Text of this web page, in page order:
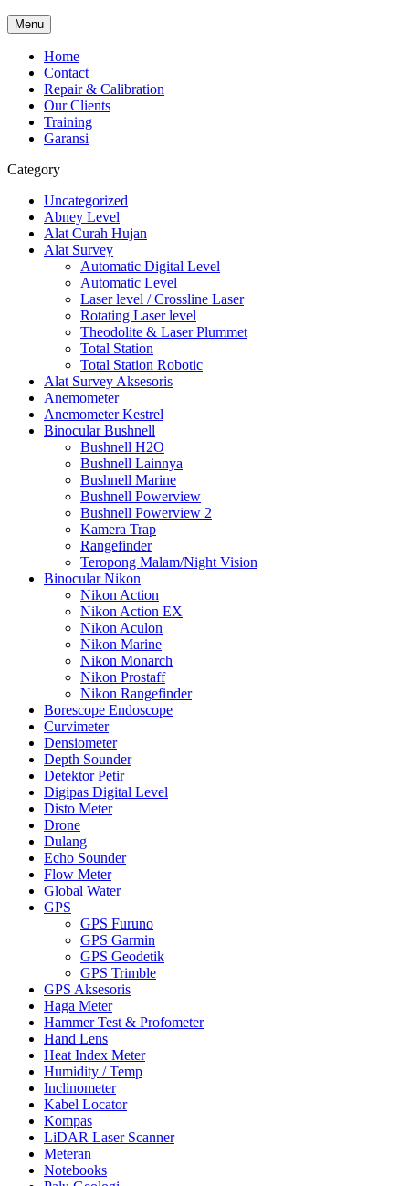
Menu
Home
Contact
Repair & Calibration
Our Clients
Training
Garansi
Category
Uncategorized
Abney Level
Alat Curah Hujan
Alat Survey
Automatic Digital Level
Automatic Level
Laser level / Crossline Laser
Rotating Laser level
Theodolite & Laser Plummet
Total Station
Total Station Robotic
Alat Survey Aksesoris
Anemometer
Anemometer Kestrel
Binocular Bushnell
Bushnell H2O
Bushnell Lainnya
Bushnell Marine
Bushnell Powerview
Bushnell Powerview 2
Kamera Trap
Rangefinder
Teropong Malam/Night Vision
Binocular Nikon
Nikon Action
Nikon Action EX
Nikon Aculon
Nikon Marine
Nikon Monarch
Nikon Prostaff
Nikon Rangefinder
Borescope Endoscope
Curvimeter
Densiometer
Depth Sounder
Detektor Petir
Digipas Digital Level
Disto Meter
Drone
Dulang
Echo Sounder
Flow Meter
Global Water
GPS
GPS Furuno
GPS Garmin
GPS Geodetik
GPS Trimble
GPS Aksesoris
Haga Meter
Hammer Test & Profometer
Hand Lens
Heat Index Meter
Humidity / Temp
Inclinometer
Kabel Locator
Kompas
LiDAR Laser Scanner
Meteran
Notebooks